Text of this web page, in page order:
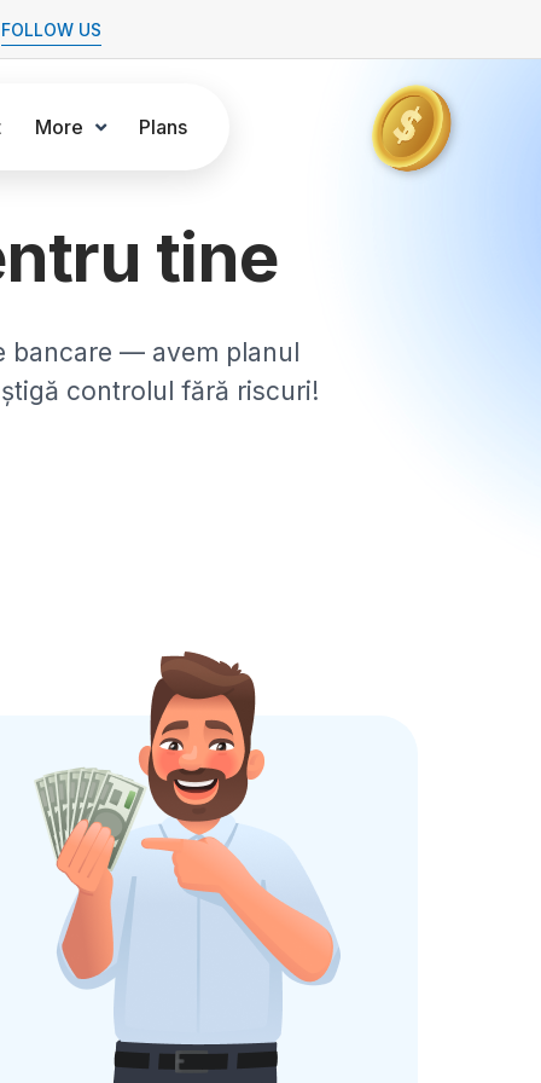
FOLLOW US
More Plans
tine
bancare — avem planul
controlul fără riscuri!